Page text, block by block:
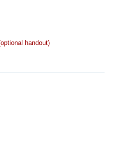
handout)